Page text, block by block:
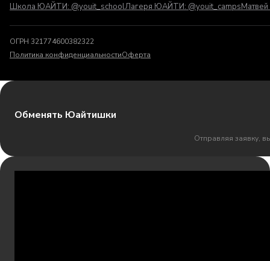
Школа ЮАЙТИ: @youit_schoolЛагеря ЮАЙТИ: @youit_camps
ОГРН 321774600382322
Политика конфиденциальностиОферта
Обменять Юайтишки
Отправляя заявку,